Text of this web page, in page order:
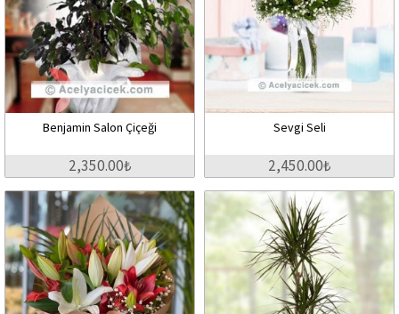
Benjamin Salon Çiçeği
2,350.00₺
Sevgi Seli
2,450.00₺